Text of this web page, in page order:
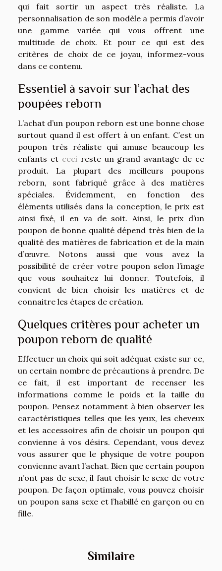
qui fait sortir un aspect très réaliste. La
personnalisation de son modèle a permis d’avoir
une gamme variée qui vous offrent une
multitude de choix. Et pour ce qui est des
critères de choix de ce joyau, informez-vous
dans ce contenu.
Essentiel à savoir sur l’achat des
poupées reborn
L’achat d’un poupon reborn est une bonne chose
surtout quand il est offert à un enfant. C’est un
poupon très réaliste qui amuse beaucoup les
enfants et ceci reste un grand avantage de ce
produit. La plupart des meilleurs poupons
reborn, sont fabriqué grâce à des matières
spéciales. Évidemment, en fonction des
éléments utilisés dans la conception, le prix est
ainsi fixé, il en va de soit. Ainsi, le prix d’un
poupon de bonne qualité dépend très bien de la
qualité des matières de fabrication et de la main
d’œuvre. Notons aussi que vous avez la
possibilité de créer votre poupon selon l’image
que vous souhaitez lui donner. Toutefois, il
convient de bien choisir les matières et de
connaitre les étapes de création.
Quelques critères pour acheter un
poupon reborn de qualité
Effectuer un choix qui soit adéquat existe sur ce,
un certain nombre de précautions à prendre. De
ce fait, il est important de recenser les
informations comme le poids et la taille du
poupon. Pensez notamment à bien observer les
caractéristiques telles que les yeux, les cheveux
et les accessoires afin de choisir un poupon qui
convienne à vos désirs. Cependant, vous devez
vous assurer que le physique de votre poupon
convienne avant l’achat. Bien que certain poupon
n’ont pas de sexe, il faut choisir le sexe de votre
poupon. De façon optimale, vous pouvez choisir
un poupon sans sexe et l’habillé en garçon ou en
fille.
Similaire